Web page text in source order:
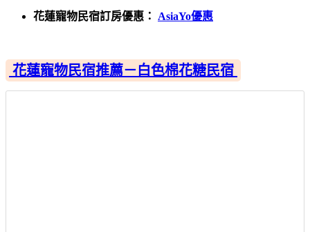
花蓮寵物民宿訂房優惠： AsiaYo優惠
花蓮寵物民宿推薦－白色棉花糖民宿